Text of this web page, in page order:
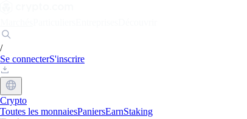
/
Se connecterS'inscrire
Crypto
Toutes les monnaiesPaniersEarnStaking